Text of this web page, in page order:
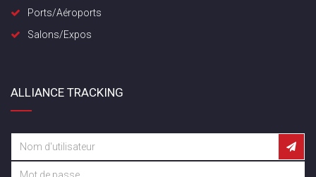
Ports/Aéroports
Salons/Expos
ALLIANCE TRACKING